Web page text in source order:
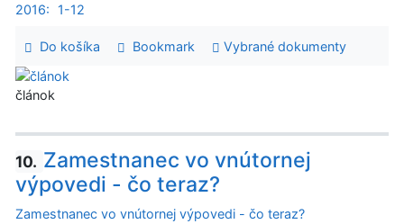
2016:
1-12
Do košíka Bookmark Vybrané dokumenty
článok
10. Zamestnanec vo vnútornej
výpovedi - čo teraz?
Zamestnanec vo vnútornej výpovedi - čo teraz?